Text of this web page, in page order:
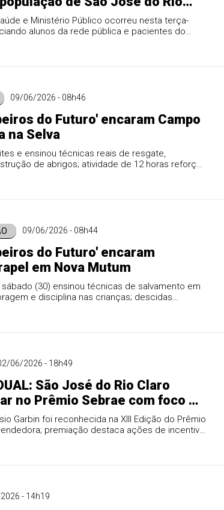
e Ministério Público ocorreu nesta terça-
alunos da rede pública e pacientes do
09/06/2026 - 08h46
do Futuro' encaram Campo
na Selva
e ensinou técnicas reais de resgate,
de abrigos; atividade de 12 horas reforça
09/06/2026 - 08h44
do Futuro' encaram
em Nova Mutum
(30) ensinou técnicas de salvamento em
e disciplina nas crianças; descidas
06/2026 - 18h49
São José do Rio Claro
no Prêmio Sebrae com foco no
Rural
Garbin foi reconhecida na XIII Edição do Prêmio
premiação destaca ações de incentivo
- 14h19